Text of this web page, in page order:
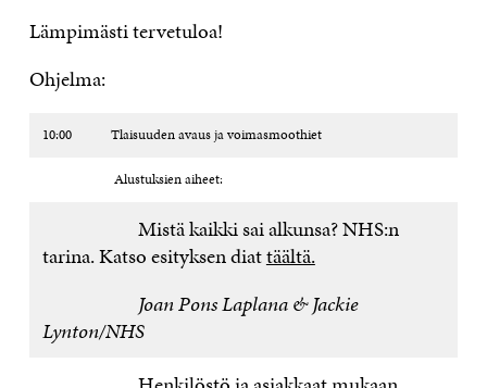
Lämpimästi tervetuloa!
Ohjelma:
10:00 Tlaisuuden avaus ja voimasmoothiet
Alustuksien aiheet:
Mistä kaikki sai alkunsa? NHS:n
tarina. Katso esityksen diattäältä.
Joan Pons Laplana & Jackie
Lynton/NHS